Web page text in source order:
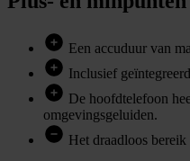
Een accuduur van
Inclusief
De hoofdtelefoon
omgevingsgeluiden.
Het draadloos